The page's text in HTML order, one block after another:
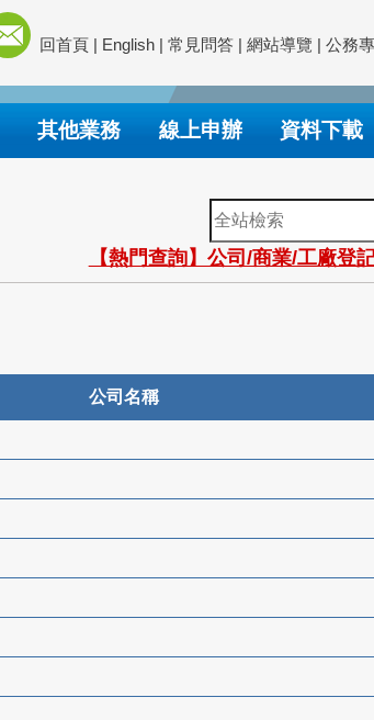
回首頁 | English | 常見問答 | 網站導覽 | 公務
其他業務 線上申辦 資料下載
全
站
檢
索
【熱門查詢】公司/商業/工廠登
公司名稱